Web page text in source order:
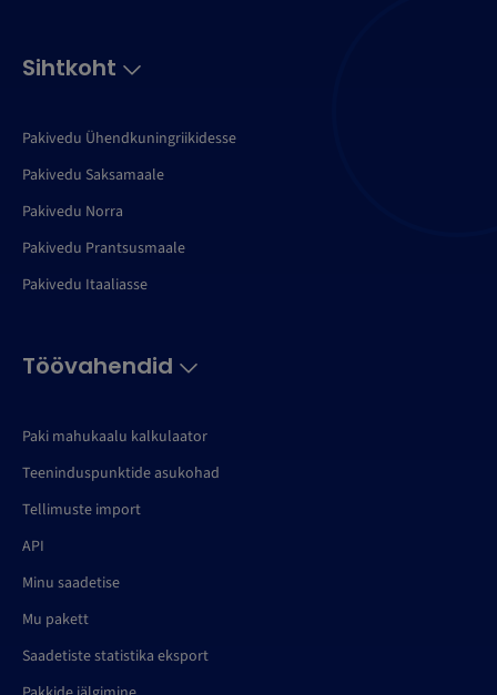
Sihtkoht
Pakivedu Ühendkuningriikidesse
Pakivedu Saksamaale
Pakivedu Norra
Pakivedu Prantsusmaale
Pakivedu Itaaliasse
Töövahendid
Paki mahukaalu kalkulaator
Teeninduspunktide asukohad
Tellimuste import
API
Minu saadetise
Mu pakett
Saadetiste statistika eksport